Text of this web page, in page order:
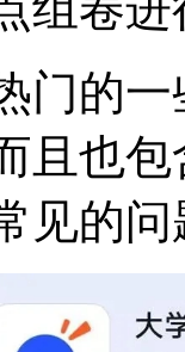
门的
且也
见的问